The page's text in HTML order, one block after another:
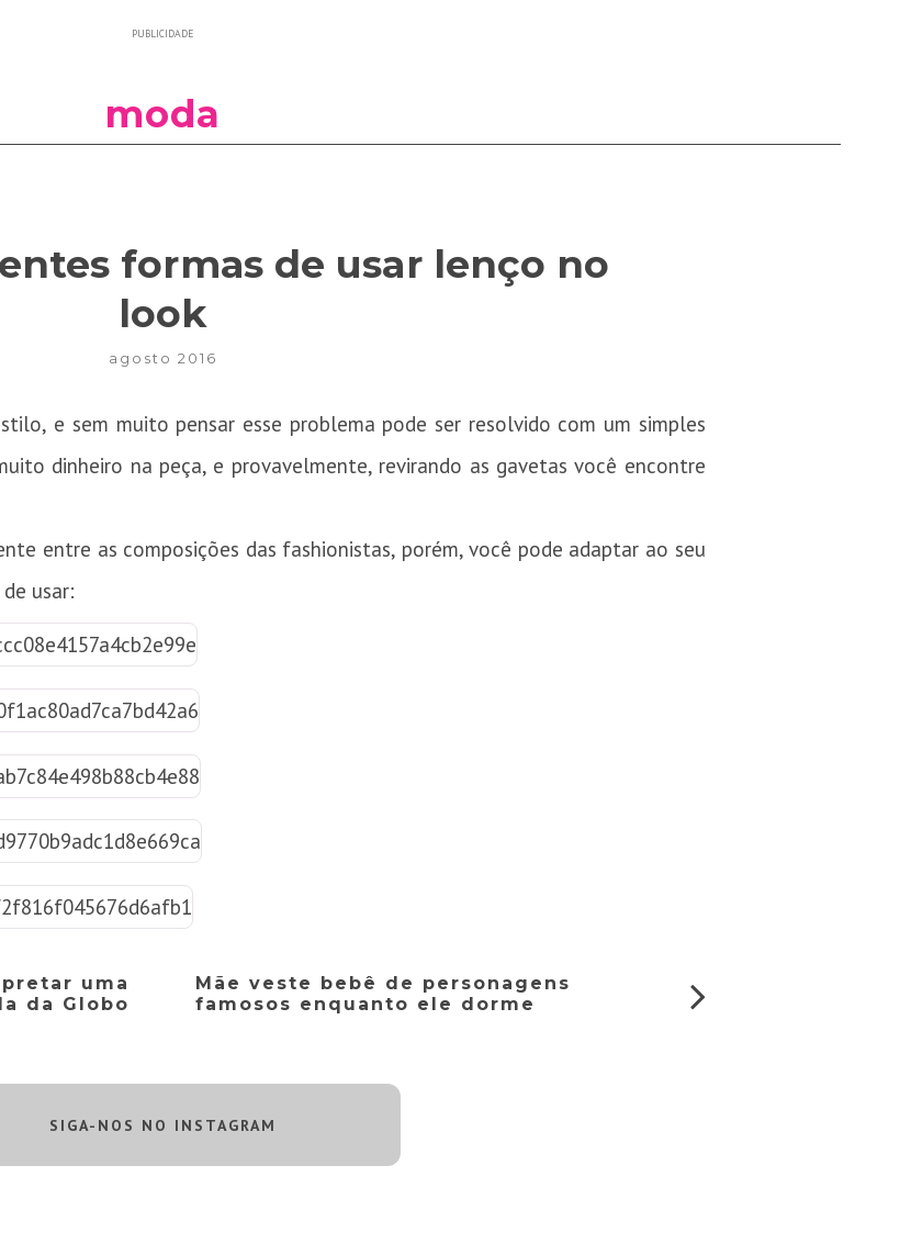
PUBLICIDADE
moda
formas de usar lenço no
look
agosto 2016
e sem muito pensar esse problema pode ser resolvido com um simples
dinheiro na peça, e provavelmente, revirando as gavetas você encontre
entre as composições das fashionistas, porém, você pode adaptar ao seu
usar:
uma
da Globo
Mãe veste bebê de personagens
famosos enquanto ele dorme
SIGA-NOS NO INSTAGRAM